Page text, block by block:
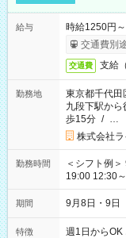
給与
時給1250円～
交通費別
交通費 支給
勤務地
東京都千代田
九段下駅から
歩15分 / …
株式会社
勤務時間
＜シフト例
19:00 12:30～22:00 上記の時間から好き
時間は変更と
期間 9月8日・9日
特徴 週1日からOK